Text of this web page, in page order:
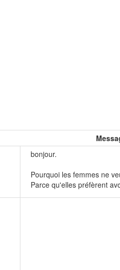
bonjour.
Pourquoi les femmes ne
Parce qu'elles préfèrent